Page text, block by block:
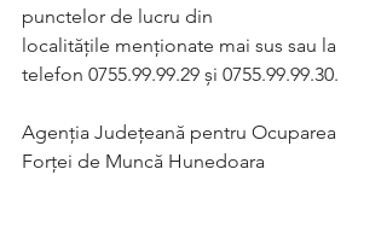
punctelor de lucru din
localităţile menţionate mai sus sau la
telefon 0755.99.99.29 și 0755.99.99.30.
Agenția Județeană pentru Ocuparea
Forței de Muncă Hunedoara